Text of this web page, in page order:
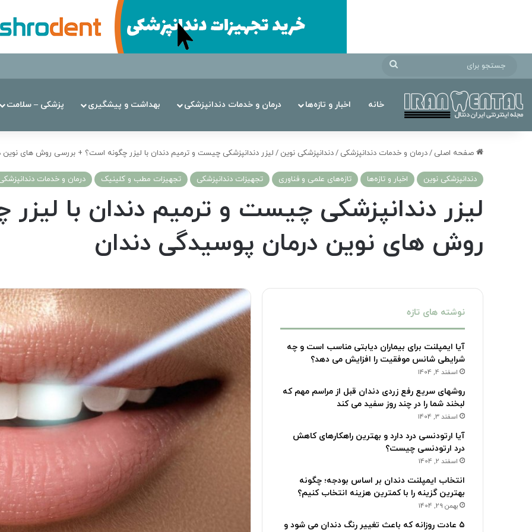
جستجو
خانه اخبار و تازه‌ها درمان‌ و خدمات دندانپزشکی بهداشت و پیشگیری پزشکی – سلامت
صفحه اصلی /درمان‌ و خدمات دندانپزشکی /دندانپزشکی نوین / لیزر دندانپزشکی چیست و ترمیم دندان با لیزر چگونه است؟ + بررسی روش های نوین
دندانپزشکی نوین اخبار و تازه‌ها تازه‌های علمی و فناوری تجهیزات دندانپزشکی تجهیزات مطب و کلینیک درمان‌ و خدمات
لیزر دندانپزشکی چیست و ترمیم دندان با
روش های نوین درمان پوسیدگی دندان
نوشته های تازه
آیا ایمپلنت برای بیماران دیابتی مناسب است و چه
شرایطی شانس موفقیت را افزایش می دهد؟
اسفند 4, 1404
روشهای سریع رفع زردی دندان قبل از مراسم مهم که
لبخند شما را در چند روز سفید می کند
اسفند 3, 1404
آیا ارتودنسی درد دارد و بهترین راهکارهای کاهش
درد ارتودنسی چیست؟
اسفند 2, 1404
انتخاب ایمپلنت دندان بر اساس بودجه؛ چگونه
بهترین گزینه را با کمترین هزینه انتخاب کنیم؟
بهمن 29, 1404
۵ عادت روزانه که باعث تغییر رنگ دندان می شود و